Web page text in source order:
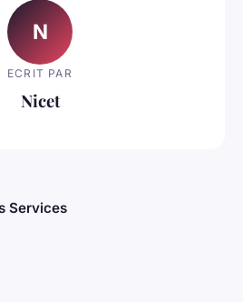
N
ECRIT PAR
Nicet
Services